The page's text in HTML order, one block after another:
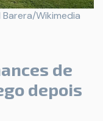
Wikimedia
de
depois